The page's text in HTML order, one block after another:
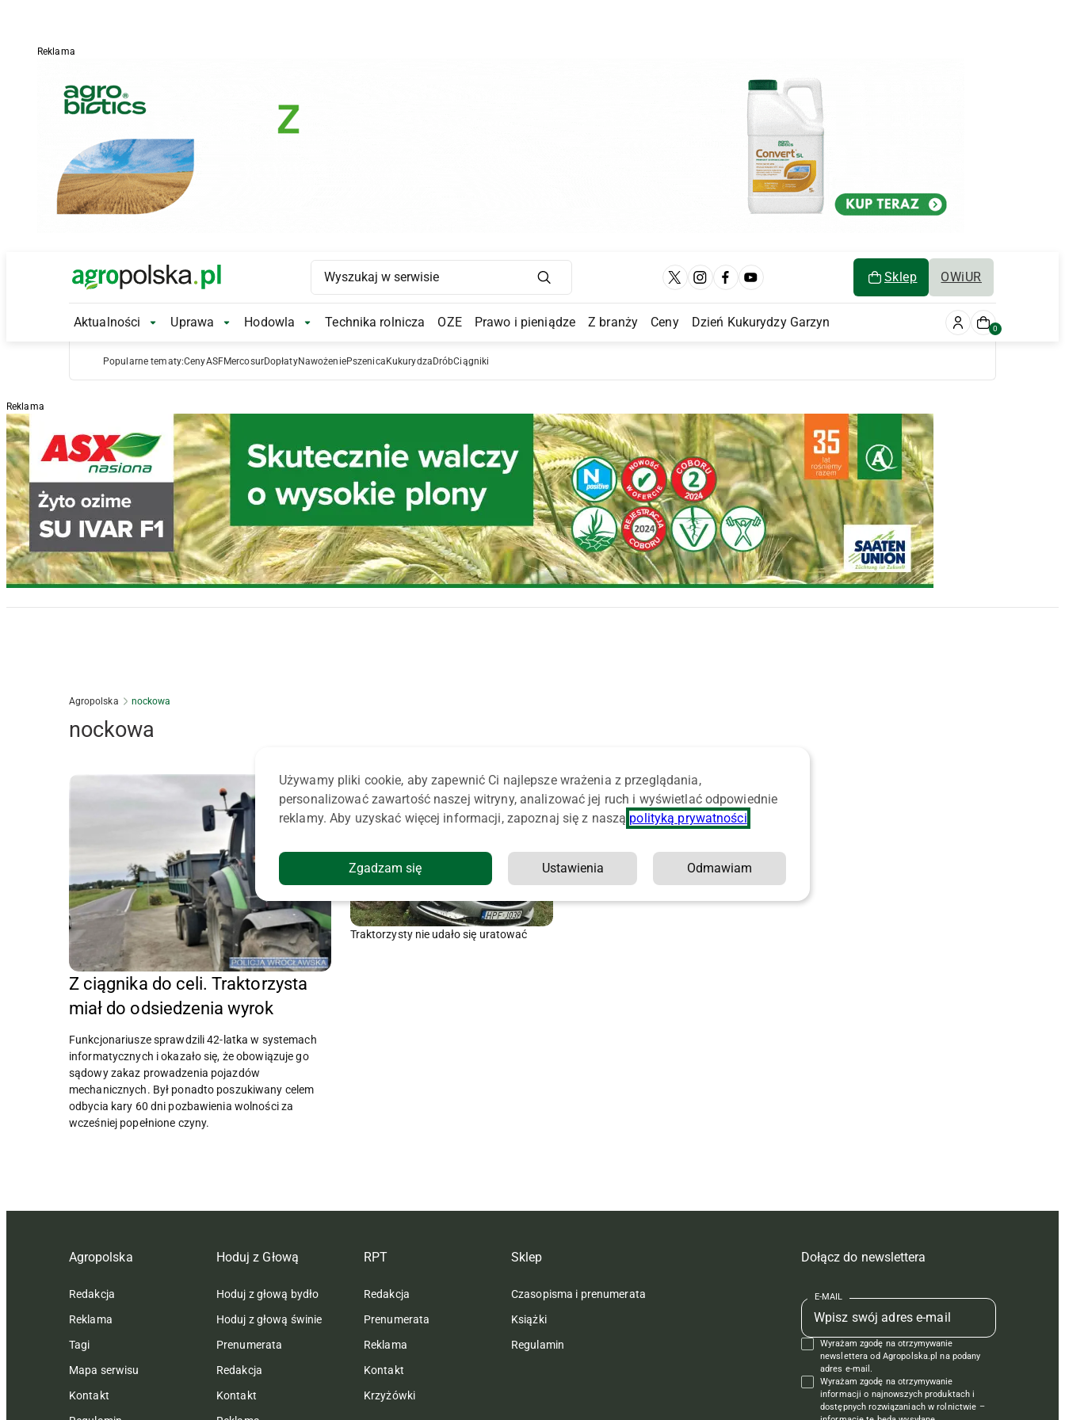
Reklama
Main Logo Sklep OWiUR
Main Navigation
Aktualności Aktualności Submenu
Uprawa Uprawa Submenu
Hodowla Hodowla Submenu
Technika rolnicza OZE Prawo i pieniądze Z branży Ceny Dzień Kukurydzy Garzyn 0
Popularne tematy:CenyASFMercosurDopłatyNawożeniePszenica Kukurydza DróbCiągniki
Reklama
Agropolska nockowa
nockowa
Z ciągnika do celi. Traktorzysta
miał do odsiedzenia wyrok
Funkcjonariusze sprawdzili 42-latka w systemach
informatycznych i okazało się, że obowiązuje go
sądowy zakaz prowadzenia pojazdów
mechanicznych. Był ponadto poszukiwany celem
odbycia kary 60 dni pozbawienia wolności za
wcześniej popełnione czyny.
Traktorzysty nie udało się uratować
Agropolska
Redakcja
Reklama
Tagi
Mapa serwisu
Kontakt
Hoduj z Głową
Hoduj z głową bydło
Hoduj z głową świnie
Prenumerata
Redakcja
Kontakt
RPT
Redakcja
Prenumerata
Reklama
Kontakt
Krzyżówki
Sklep
Czasopisma i prenumerata
Książki
Regulamin
Dołącz do newslettera
E-MAIL
Wyrażam zgodę na otrzymywanie
newslettera od Agropolska.pl na podany
adres e-mail.
Wyrażam zgodę na otrzymywanie
informacji o najnowszych produktach i
dostępnych rozwiązaniach w rolnictwie –
Używamy pliki cookie, aby zapewnić Ci najlepsze wrażenia z przeglądania,
personalizować zawartość naszej witryny, analizować jej ruch i wyświetlać odpowiednie
reklamy. Aby uzyskać więcej informacji, zapoznaj się z naszą polityką prywatności
Zgadzam się Ustawienia Odmawiam